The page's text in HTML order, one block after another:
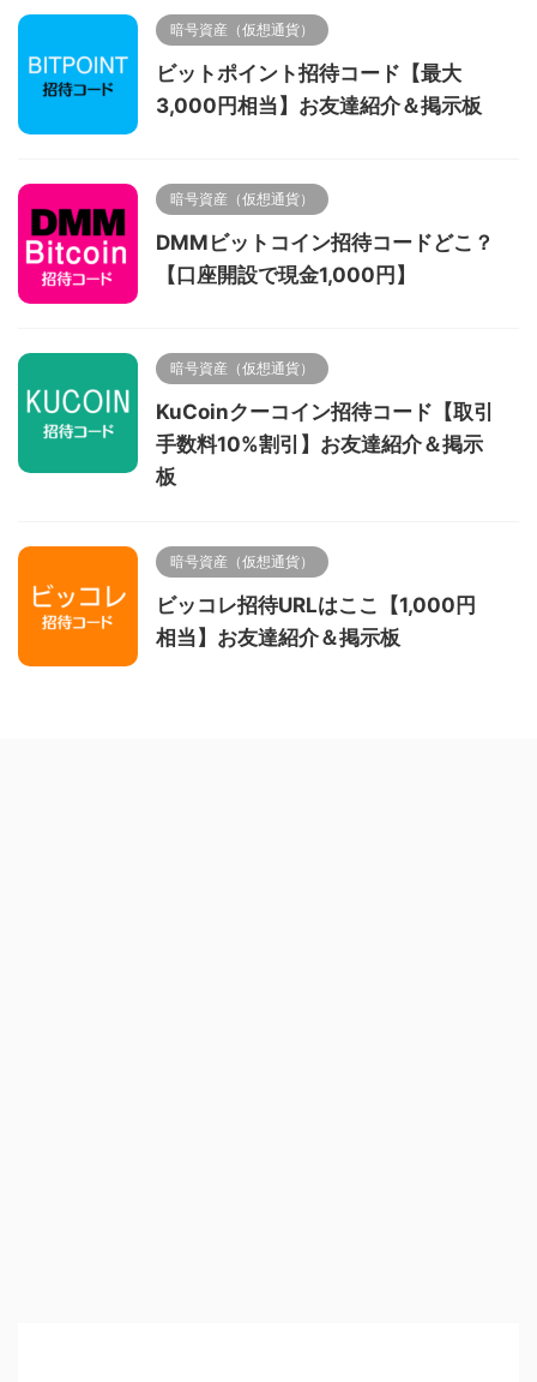
暗号資産（仮想通貨）
ビットポイント招待コード【最大
3,000円相当】お友達紹介＆掲示板
暗号資産（仮想通貨）
DMMビットコイン招待コードどこ？
【口座開設で現金1,000円】
暗号資産（仮想通貨）
KuCoinクーコイン招待コード【取引
手数料10%割引】お友達紹介＆掲示
板
暗号資産（仮想通貨）
ビッコレ招待URLはここ【1,000円
相当】お友達紹介＆掲示板